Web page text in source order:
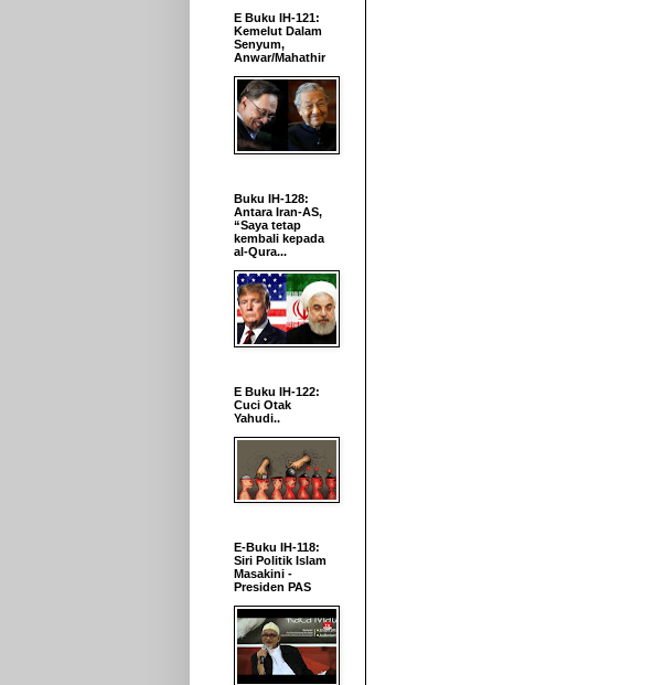
E Buku IH-121:
Kemelut Dalam
Senyum,
Anwar/Mahathir
Buku IH-128:
Antara Iran-AS,
“Saya tetap
kembali kepada
al-Qura...
E Buku IH-122:
Cuci Otak
Yahudi..
E-Buku IH-118:
Siri Politik Islam
Masakini -
Presiden PAS